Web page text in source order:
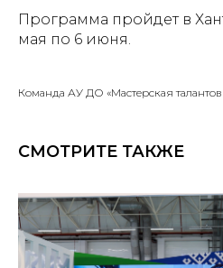
Программа пройдет в
мая по 6 июня.
Команда АУ ДО «Мастерская
СМОТРИТЕ ТАКЖЕ